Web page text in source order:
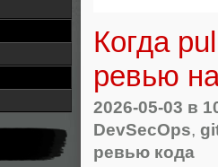
Когда
ревью
2026-05-03 в
DevSecOps,
ревью кода